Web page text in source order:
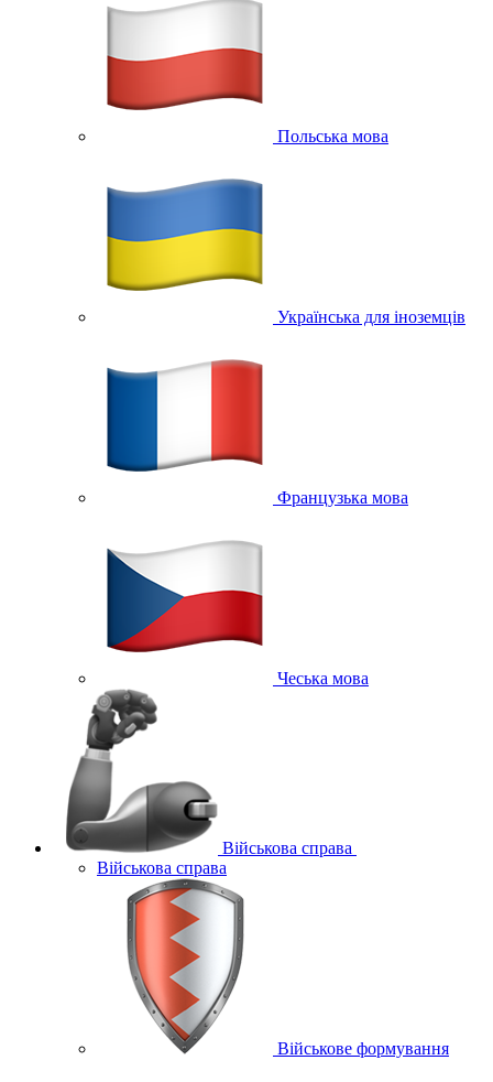
Польська мова
Українська для іноземців
Французька мова
Чеська мова
Військова справа
Військова справа
Військове формування